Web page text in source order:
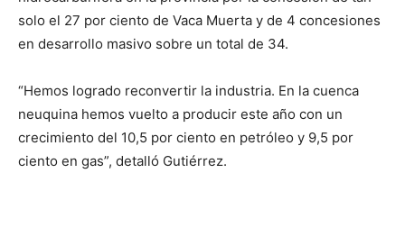
solo el 27 por ciento de Vaca Muerta y de 4 concesiones
en desarrollo masivo sobre un total de 34.
“Hemos logrado reconvertir la industria. En la cuenca
neuquina hemos vuelto a producir este año con un
crecimiento del 10,5 por ciento en petróleo y 9,5 por
ciento en gas”, detalló Gutiérrez.